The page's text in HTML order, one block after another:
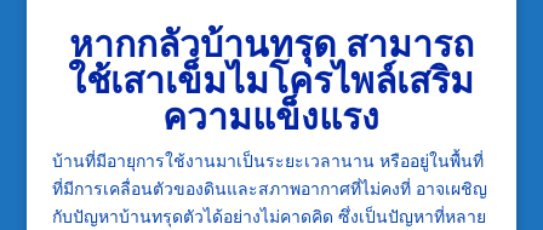
หากกลัวบ้านทรุด สามารถ
ใช้เสาเข็มไมโครไพล์เสริม
ความแข็งแรง
บ้านที่มีอายุการใช้งานมาเป็นระยะเวลานาน หรืออยู่ในพื้นที่
ที่มีการเคลื่อนตัวของดินและสภาพอากาศที่ไม่คงที่ อาจเผชิญ
กับปัญหาบ้านทรุดตัวได้อย่างไม่คาดคิด ซึ่งเป็นปัญหาที่หลาย